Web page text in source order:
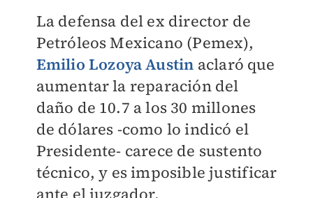
La defensa del ex director de
Petróleos Mexicano (Pemex),
Emilio Lozoya Austin aclaró que
aumentar la reparación del
daño de 10.7 a los 30 millones
de dólares -como lo indicó el
Presidente- carece de sustento
técnico, y es imposible justificar
ante el juzgador.